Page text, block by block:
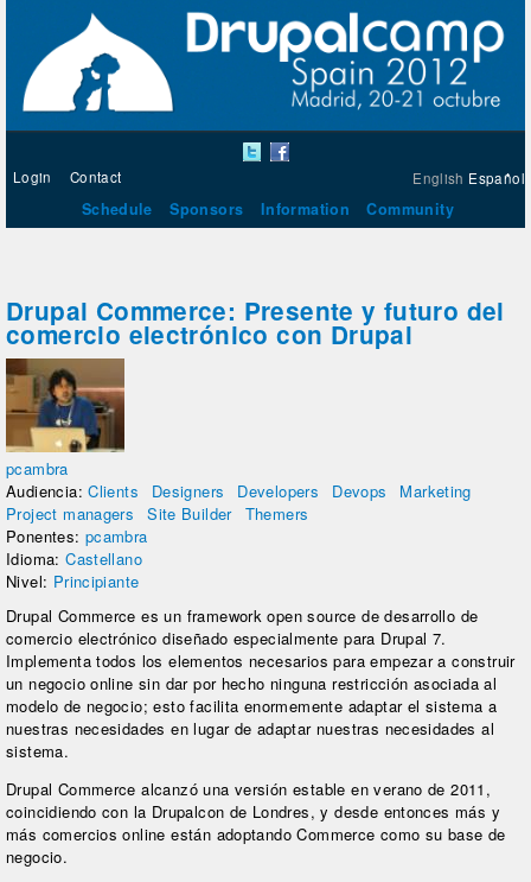
English Español
Login Contact
Schedule Sponsors Information Community
Drupal Commerce: Presente y futuro del
comercio electrónico con Drupal
pcambra
Audiencia:Clients Designers Developers Devops
Marketing
Project managers
Site Builder Themers
Ponentes: pcambra
Idioma:Castellano
Nivel: Principiante
Drupal Commerce es un framework open source de desarrollo de
comercio electrónico diseñado especialmente para Drupal 7.
Implementa todos los elementos necesarios para empezar a construir
un negocio online sin dar por hecho ninguna restricción asociada al
modelo de negocio; esto facilita enormemente adaptar el sistema a
nuestras necesidades en lugar de adaptar nuestras necesidades al
sistema.
Drupal Commerce alcanzó una versión estable en verano de 2011,
coincidiendo con la Drupalcon de Londres, y desde entonces más y
más comercios online están adoptando Commerce como su base de
negocio.